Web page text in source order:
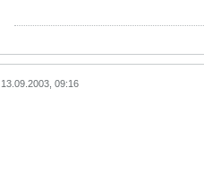
13.09.2003, 09:16